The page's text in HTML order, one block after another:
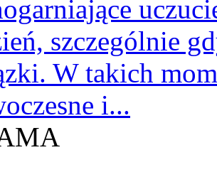
szczególnie
W takich
i...